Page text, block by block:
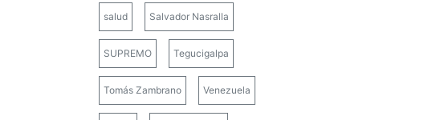
salud Salvador Nasralla
SUPREMO Tegucigalpa
Tomás Zambrano Venezuela